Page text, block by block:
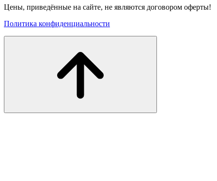
Цены, приведённые на сайте, не являются договором оферты!
Политика конфиденциальности